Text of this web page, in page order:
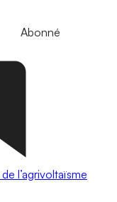
Abonné
l’agrivoltaïsme